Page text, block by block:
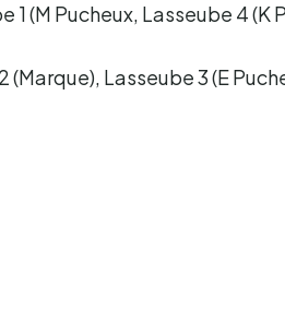
1 (M Pucheux, Lasseube 4 (K
Lasseube 3 (E